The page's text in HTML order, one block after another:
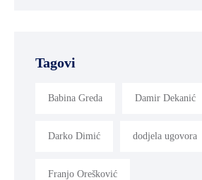
Tagovi
Babina Greda Damir Dekanić
Darko Dimić dodjela ugovora
Franjo Orešković